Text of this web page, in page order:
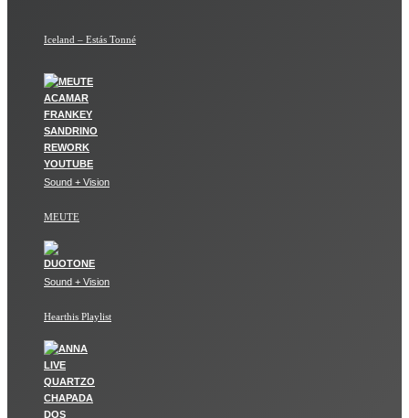
Iceland – Estás Tonné
Sound + Vision
MEUTE
Sound + Vision
Hearthis Playlist